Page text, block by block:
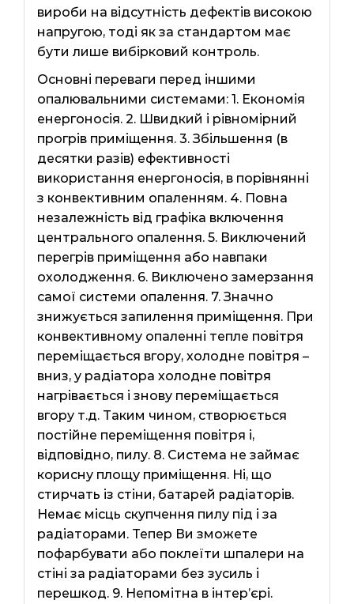
вироби на відсутність дефектів високою
напругою, тоді як за стандартом має
бути лише вибірковий контроль.
Основні переваги перед іншими
опалювальними системами: 1. Економія
енергоносія. 2. Швидкий і рівномірний
прогрів приміщення. 3. Збільшення (в
десятки разів) ефективності
використання енергоносія, в порівнянні
з конвективним опаленням. 4. Повна
незалежність від графіка включення
центрального опалення. 5. Виключений
перегрів приміщення або навпаки
охолодження. 6. Виключено замерзання
самої системи опалення. 7. Значно
знижується запилення приміщення. При
конвективному опаленні тепле повітря
переміщається вгору, холодне повітря –
вниз, у радіатора холодне повітря
нагрівається і знову переміщається
вгору т.д. Таким чином, створюється
постійне переміщення повітря і,
відповідно, пилу. 8. Система не займає
корисну площу приміщення. Ні, що
стирчать із стіни, батарей радіаторів.
Немає місць скупчення пилу під і за
радіаторами. Тепер Ви зможете
пофарбувати або поклеїти шпалери на
стіні за радіаторами без зусиль і
перешкод. 9. Непомітна в інтер’єрі.